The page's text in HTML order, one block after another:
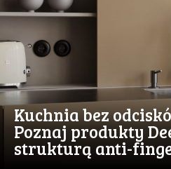
Kuchnia bez
Poznaj produkty
strukturą anti-